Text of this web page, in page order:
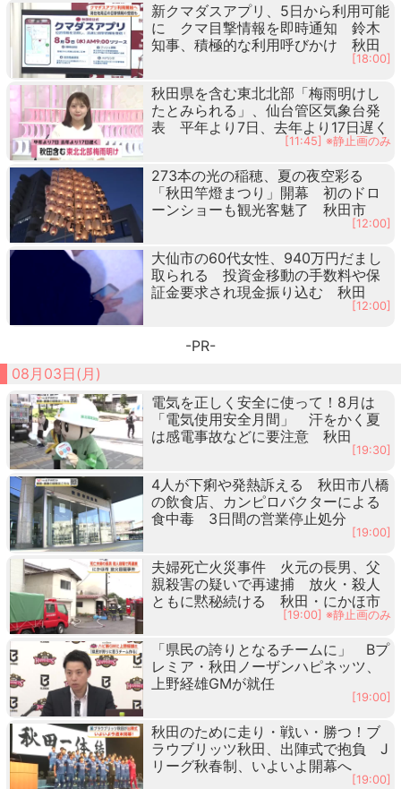
新クマダスアプリ、5日から利用可能
に クマ目撃情報を即時通知 鈴木
知事、積極的な利用呼びかけ 秋田
[18:00]
秋田県を含む東北北部「梅雨明けし
たとみられる」、仙台管区気象台発
表 平年より7日、去年より17日遅く
[11:45] ※静止画のみ
273本の光の稲穂、夏の夜空彩る
「秋田竿燈まつり」開幕 初のドロ
ーンショーも観光客魅了 秋田市
[12:00]
大仙市の60代女性、940万円だまし
取られる 投資金移動の手数料や保
証金要求され現金振り込む 秋田
[12:00]
-PR-
08月03日(月)
電気を正しく安全に使って！8月は
「電気使用安全月間」 汗をかく夏
は感電事故などに要注意 秋田
[19:30]
4人が下痢や発熱訴える 秋田市八橋
の飲食店、カンピロバクターによる
食中毒 3日間の営業停止処分
[19:00]
夫婦死亡火災事件 火元の長男、父
親殺害の疑いで再逮捕 放火・殺人
ともに黙秘続ける 秋田・にかほ市
[19:00] ※静止画のみ
「県民の誇りとなるチームに」 Bプ
レミア・秋田ノーザンハピネッツ、
上野経雄GMが就任
[19:00]
秋田のために走り・戦い・勝つ！ブ
ラウブリッツ秋田、出陣式で抱負 J
リーグ秋春制、いよいよ開幕へ
[19:00]